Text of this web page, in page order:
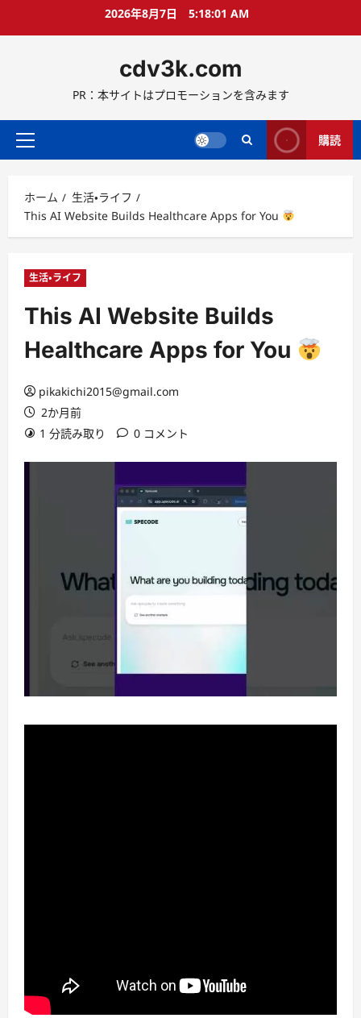
ス
ッ
2026年8月7日 5:18:02 AM
cdv3k.com
PR：本サイトはプロモーションを含みます
メ
メ
ニ
ュ
購読
ホーム
生活・ライフ
This AI Website Builds Healthcare Apps for You
生活・ライフ
This AI Website Builds
Healthcare Apps for You
pikakichi2015@gmail.com
2か月前
1 分読み取り
0 コメント